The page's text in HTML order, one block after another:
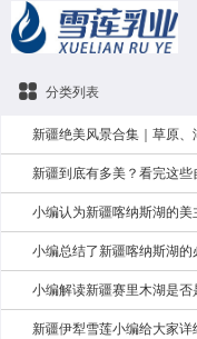
分类列表
新疆绝美风景合集｜草原
新疆到底有多美？看完这
小编认为新疆喀纳斯湖的美
小编总结了新疆喀纳斯湖的
小编解读新疆赛里木湖是否
新疆伊犁雪莲小编给大家